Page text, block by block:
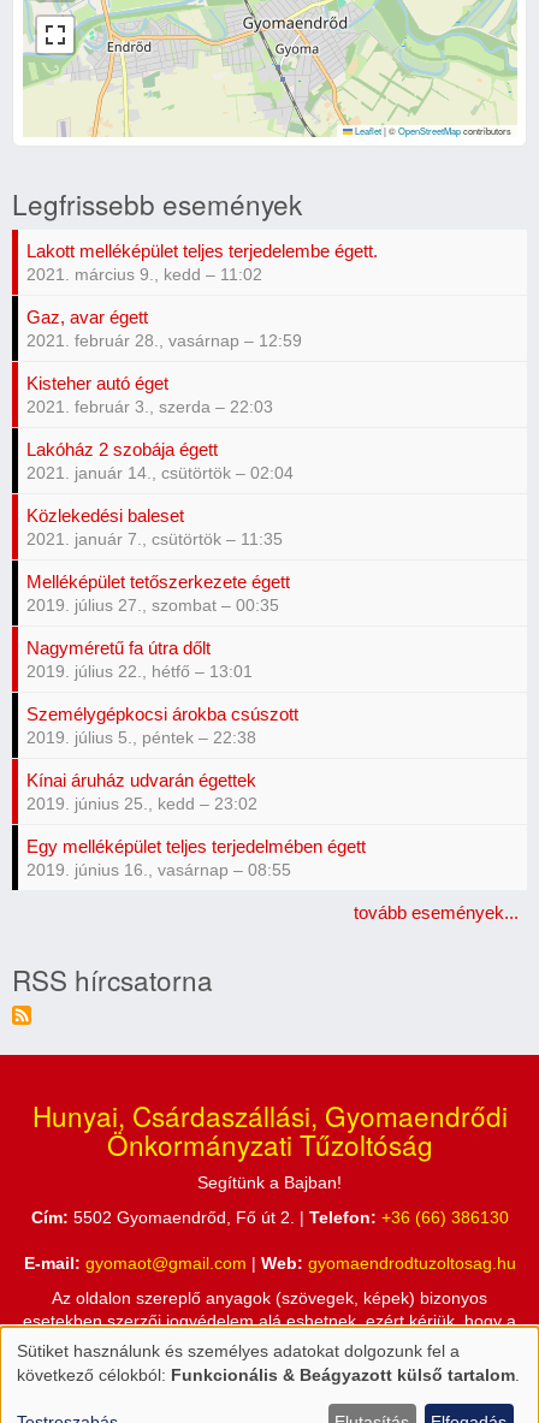
Leaflet |©OpenStreetMapcontributors
Legfrissebb események
Lakott melléképület teljes terjedelembe égett.
2021. március 9., kedd – 11:02
Gaz, avar égett
2021. február 28., vasárnap – 12:59
Kisteher autó éget
2021. február 3., szerda – 22:03
Lakóház 2 szobája égett
2021. január 14., csütörtök – 02:04
Közlekedési baleset
2021. január 7., csütörtök – 11:35
Melléképület tetőszerkezete égett
2019. július 27., szombat – 00:35
Nagyméretű fa útra dőlt
2019. július 22., hétfő – 13:01
Személygépkocsi árokba csúszott
2019. július 5., péntek – 22:38
Kínai áruház udvarán égettek
2019. június 25., kedd – 23:02
Egy melléképület teljes terjedelmében égett
2019. június 16., vasárnap – 08:55
tovább események...
RSS hírcsatorna
Hunyai, Csárdaszállási, Gyomaendrődi
Önkormányzati Tűzoltóság
Segítünk a Bajban!
Cím: 5502 Gyomaendrőd, Fő út 2. | Telefon: +36 (66) 386130
E-mail: gyomaot@gmail.com Web: gyomaendrodtuzoltosag.hu
Az oldalon szereplő anyagok (szövegek, képek) bizonyos
esetekben szerzői jogvédelem alá eshetnek, ezért kérjük, hogy a
honlapon található információkat csak a Hunyai, Csárdaszállási,
Gyomaendrődi Önkormányzati Tűzoltóság engedélyével használja
Személyes
Sütiket használunk és személyes adatokat dolgozunk fel a
következő célokból: Funkcionális & Beágyazott külső tartalom